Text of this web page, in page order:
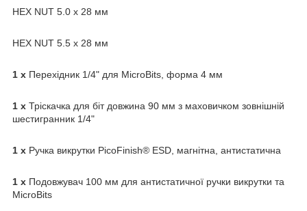
HEX NUT 5.0 х 28 мм
HEX NUT 5.5 х 28 мм
1 x Перехідник 1/4" для MicroBits, форма 4 мм
1 x Тріскачка для біт довжина 90 мм з маховичком зовнішній
шестигранник 1/4"
1 х Ручка викрутки PicoFinish® ESD, магнітна, антистатична
1 x Подовжувач 100 мм для антистатичної ручки викрутки та
MicroBits